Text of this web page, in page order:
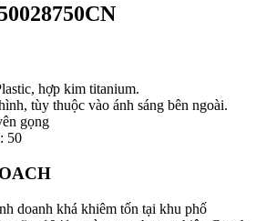
hợp kim titanium.
tùy thuộc vào ánh sáng bên ngoài.
gọng
50
doanh khá khiêm tốn tại khu phố